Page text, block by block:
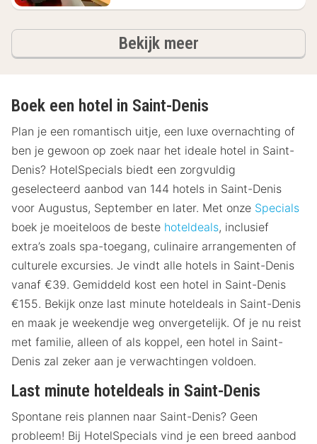
Bekijk meerhotels
Boek een hotel in Saint-Denis
Plan je een romantisch uitje, een luxe overnachting of
ben je gewoon op zoek naar het ideale hotel in Saint-
Denis? HotelSpecials biedt een zorgvuldig
geselecteerd aanbod van 144 hotels in Saint-Denis
voor Augustus, September en later. Met onze Specials
boek je moeiteloos de beste hoteldeals, inclusief
extra’s zoals spa-toegang, culinaire arrangementen of
culturele excursies. Je vindt alle hotels in Saint-Denis
vanaf €39. Gemiddeld kost een hotel in Saint-Denis
€155. Bekijk onze last minute hoteldeals in Saint-Denis
en maak je weekendje weg onvergetelijk. Of je nu reist
met familie, alleen of als koppel, een hotel in Saint-
Denis zal zeker aan je verwachtingen voldoen.
Last minute hoteldeals in Saint-Denis
Spontane reis plannen naar Saint-Denis? Geen
probleem! Bij HotelSpecials vind je een breed aanbod